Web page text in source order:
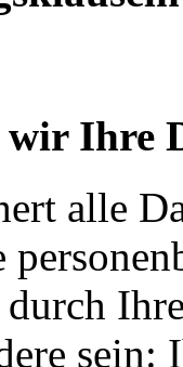
Ihre
alle
sein: